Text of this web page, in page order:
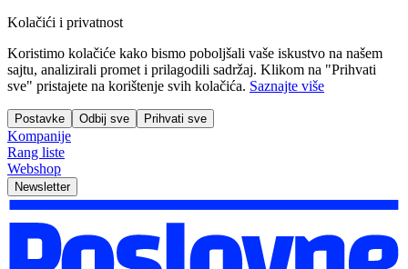
Kolačići i privatnost
Koristimo kolačiće kako bismo poboljšali vaše iskustvo na našem
sajtu, analizirali promet i prilagodili sadržaj. Klikom na "Prihvati
sve" pristajete na korištenje svih kolačića. Saznajte više
Postavke Odbij sve Prihvati sve
Kompanije
Rang liste
Webshop
Newsletter